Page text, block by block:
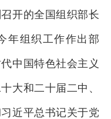
开的全国组织部长
年组织工作作出部
中国特色社会主义
大和二十届二中、
近平总书记关于党